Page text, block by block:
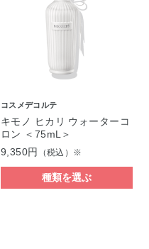
コスメデコルテ
キモノ ヒカリ ウォーターコ
ロン ＜75mL＞
9,350円
（税込）※
種類を選ぶ